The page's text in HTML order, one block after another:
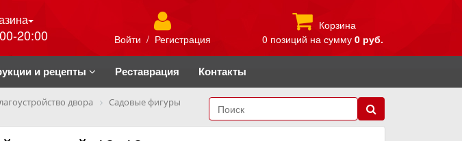
20:00 Войти / Регистрация
Корзина
0 позиций на сумму 0 руб.
и рецепты Реставрация Контакты
двора Садовые фигуры